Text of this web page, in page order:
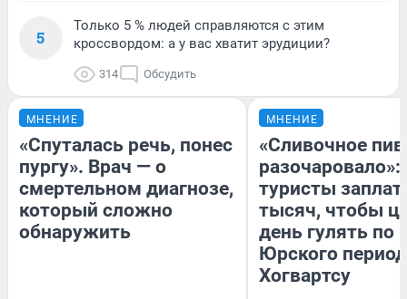
5
Только 5 % людей справляются с этим
кроссвордом: а у вас хватит эрудиции?
314 Обсудить
МНЕНИЕ
«Спуталась речь, понес
пургу». Врач — о
смертельном диагнозе,
который сложно
обнаружить
МНЕНИЕ
«Сливочное
разочаровало»:
туристы
тысяч, чтобы
день гулять по
Юрского
Хогвартсу